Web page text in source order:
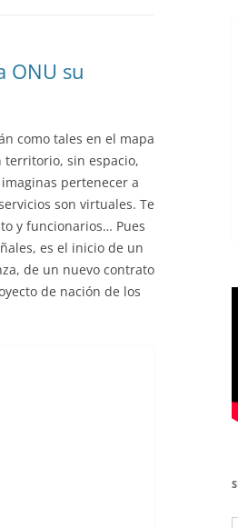
NUEVOS
PAÍS
GESTIÓN DEL
LAS ADMINITRACIONES
GLOSARIO DE TÉRMINOS
ONU su
como tales en el mapa
territorio, sin espacio,
pertenecer a
son virtuales. Te
y funcionarios… Pues
es el inicio de un
de un nuevo contrato
de nación de los